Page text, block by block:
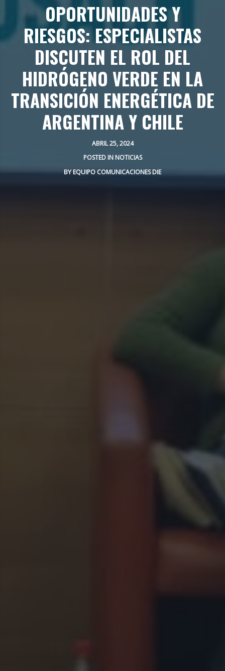
OPORTUNIDADES Y
RIESGOS: ESPECIALISTAS
DISCUTEN EL ROL DEL
HIDRÓGENO VERDE EN LA
TRANSICIÓN ENERGÉTICA DE
ARGENTINA Y CHILE
ABRIL 25, 2024
POSTED INNOTICIAS
BYEQUIPO COMUNICACIONES DIE